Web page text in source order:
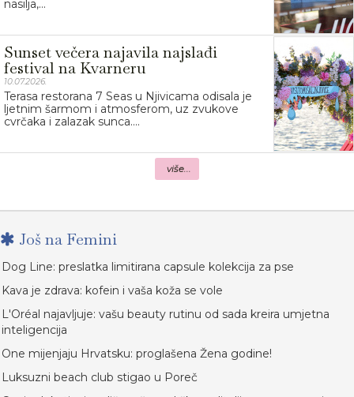
nasilja,...
Sunset večera najavila najslađi
festival na Kvarneru
10.07.2026.
Terasa restorana 7 Seas u Njivicama odisala je
ljetnim šarmom i atmosferom, uz zvukove
cvrčaka i zalazak sunca....
više...
Još na Femini
Dog Line: preslatka limitirana capsule kolekcija za pse
Kava je zdrava: kofein i vaša koža se vole
L'Oréal najavljuje: vašu beauty rutinu od sada kreira umjetna
inteligencija
One mijenjaju Hrvatsku: proglašena Žena godine!
Luksuzni beach club stigao u Poreč